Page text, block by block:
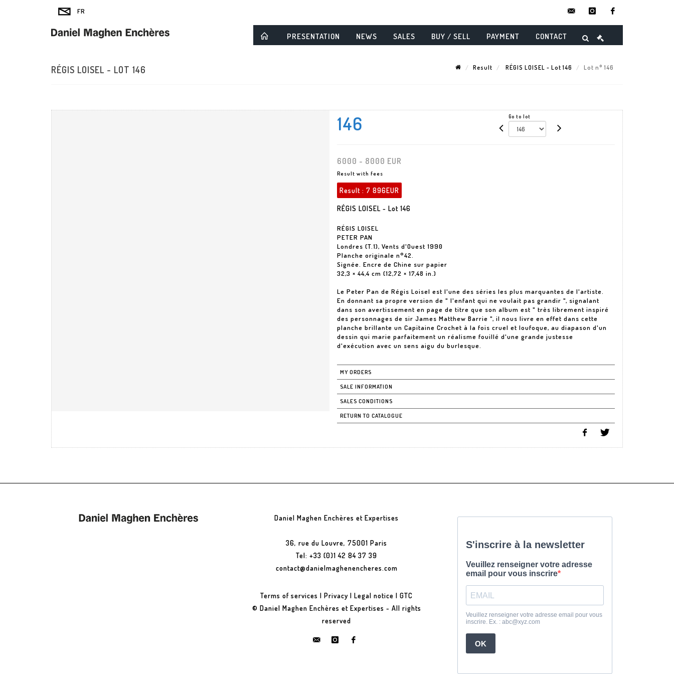
instagram
PRESENTATION NEWS SALES BUY / SELL PAYMENT CONTACT
RÉGIS LOISEL - LOT 146 Result RÉGIS LOISEL - Lot 146 Lot n° 146
146 Go to lot
6000 - 8000 EUR
Result with fees
Result : 7 896EUR
RÉGIS LOISEL - Lot 146
RÉGIS LOISEL
PETER PAN
Londres (T.1), Vents d'Ouest 1990
Planche originale n°42.
Signée. Encre de Chine sur papier
32,3 × 44,4 cm (12,72 × 17,48 in.)
Le Peter Pan de Régis Loisel est l'une des séries les plus marquantes de l'artiste.
En donnant sa propre version de " l'enfant qui ne voulait pas grandir ", signalant
dans son avertissement en page de titre que son album est " très librement inspiré
des personnages de sir James Matthew Barrie ", il nous livre en effet dans cette
planche brillante un Capitaine Crochet à la fois cruel et loufoque, au diapason d'un
dessin qui marie parfaitement un réalisme fouillé d'une grande justesse
d'exécution avec un sens aigu du burlesque.
MY ORDERS
SALE INFORMATION
SALES CONDITIONS
RETURN TO CATALOGUE
Daniel Maghen Enchères et Expertises
36, rue du Louvre, 75001 Paris
Tel: +33 (0)1 42 84 37 39
contact@danielmaghenencheres.com
Terms of services |Privacy |Legal notice |GTC
© Daniel Maghen Enchères et Expertises - All rights
reserved